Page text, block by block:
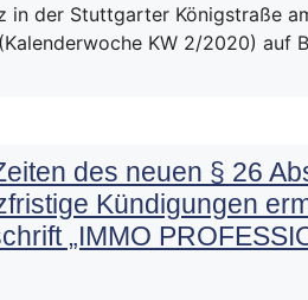
in der Stuttgarter Königstraße
KW 2/2020) auf
des neuen § 26
Kündigungen
„IMMO